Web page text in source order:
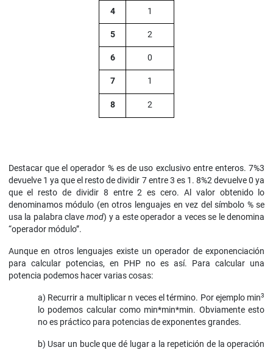
4 1
5 2
6 0
7 1
8 2
Destacar que el operador % es de uso exclusivo entre enteros. 7%3
devuelve 1 ya que el resto de dividir 7 entre 3 es 1. 8%2 devuelve 0 ya
que el resto de dividir 8 entre 2 es cero. Al valor obtenido lo
denominamos módulo (en otros lenguajes en vez del símbolo % se
usa la palabra clave mod) y a este operador a veces se le denomina
“operador módulo”.
Aunque en otros lenguajes existe un operador de exponenciación
para calcular potencias, en PHP no es así. Para calcular una
potencia podemos hacer varias cosas:
a) Recurrir a multiplicar n veces el término. Por ejemplo min3
lo podemos calcular como min*min*min. Obviamente esto
no es práctico para potencias de exponentes grandes.
b) Usar un bucle que dé lugar a la repetición de la operación